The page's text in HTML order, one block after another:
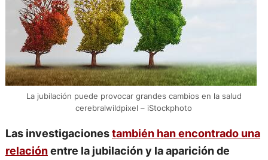
La jubilación puede provocar grandes cambios en la salud
cerebralwildpixel – iStockphoto
Las investigacionestambién han encontrado una
relaciónentre la jubilación y la aparición de